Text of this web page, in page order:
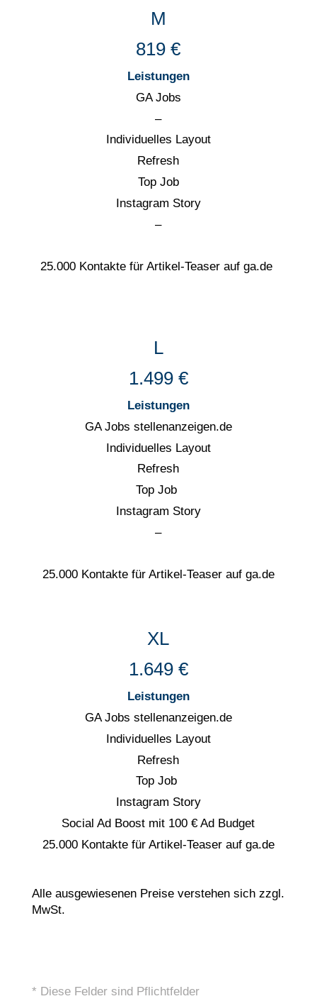
M
819 €
Leistungen
GA Jobs
–
Individuelles Layout
Refresh
Top Job
Instagram Story
–
25.000 Kontakte für Artikel-Teaser auf ga.de
L
1.499 €
Leistungen
GA Jobs stellenanzeigen.de
Individuelles Layout
Refresh
Top Job
Instagram Story
–
25.000 Kontakte für Artikel-Teaser auf ga.de
XL
1.649 €
Leistungen
GA Jobs stellenanzeigen.de
Individuelles Layout
Refresh
Top Job
Instagram Story
Social Ad Boost mit 100 € Ad Budget
25.000 Kontakte für Artikel-Teaser auf ga.de
Alle ausgewiesenen Preise verstehen sich zzgl.
MwSt.
* Diese Felder sind Pflichtfelder